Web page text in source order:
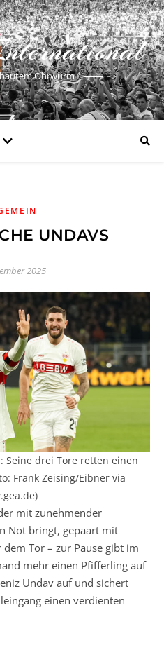
Ohrwurm
UNDAVS
2025
Seine drei Tore retten einen
Frank Zeising/Eibner via
mit zunehmender
Not bringt, gepaart mit
Tor – zur Pause gibt im
mehr einen Pfifferling auf
Undav auf und sichert
einen verdienten